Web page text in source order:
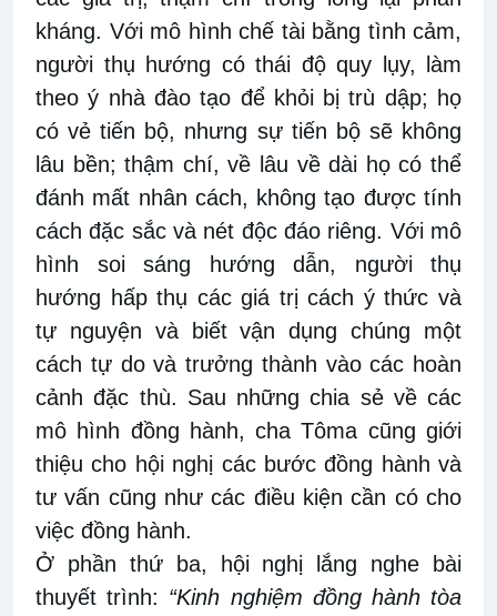
kháng. Với mô hình chế tài bằng tình cảm,
người thụ hướng có thái độ quy lụy, làm
theo ý nhà đào tạo để khỏi bị trù dập; họ
có vẻ tiến bộ, nhưng sự tiến bộ sẽ không
lâu bền; thậm chí, về lâu về dài họ có thể
đánh mất nhân cách, không tạo được tính
cách đặc sắc và nét độc đáo riêng. Với mô
hình soi sáng hướng dẫn, người thụ
hướng hấp thụ các giá trị cách ý thức và
tự nguyện và biết vận dụng chúng một
cách tự do và trưởng thành vào các hoàn
cảnh đặc thù. Sau những chia sẻ về các
mô hình đồng hành, cha Tôma cũng giới
thiệu cho hội nghị các bước đồng hành và
tư vấn cũng như các điều kiện cần có cho
việc đồng hành.
Ở phần thứ ba, hội nghị lắng nghe bài
thuyết trình: “Kinh nghiệm đồng hành tòa